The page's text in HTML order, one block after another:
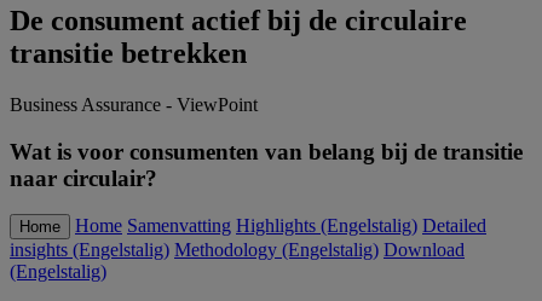
De consument actief bij de circulaire
transitie betrekken
Business Assurance - ViewPoint
Wat is voor consumenten van belang bij de transitie
naar circulair?
Home Home Samenvatting Highlights (Engelstalig) Detailed
insights (Engelstalig) Methodology (Engelstalig) Download
(Engelstalig)